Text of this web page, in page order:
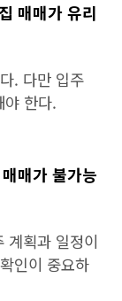
매매가 유리
. 다만 입주
야 한다.
매가 불가능
계획과 일정이
인이 중요하